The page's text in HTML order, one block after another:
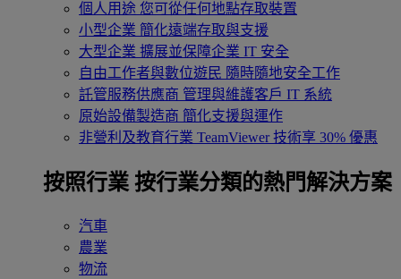
個人用途 您可從任何地點存取裝置
小型企業 簡化遠端存取與支援
大型企業 擴展並保障企業 IT 安全
自由工作者與數位遊民 隨時隨地安全工作
託管服務供應商 管理與維護客戶 IT 系統
原始設備製造商 簡化支援與運作
非營利及教育行業 TeamViewer 技術享 30% 優惠
按照行業 按行業分類的熱門解決方案
汽車
農業
物流